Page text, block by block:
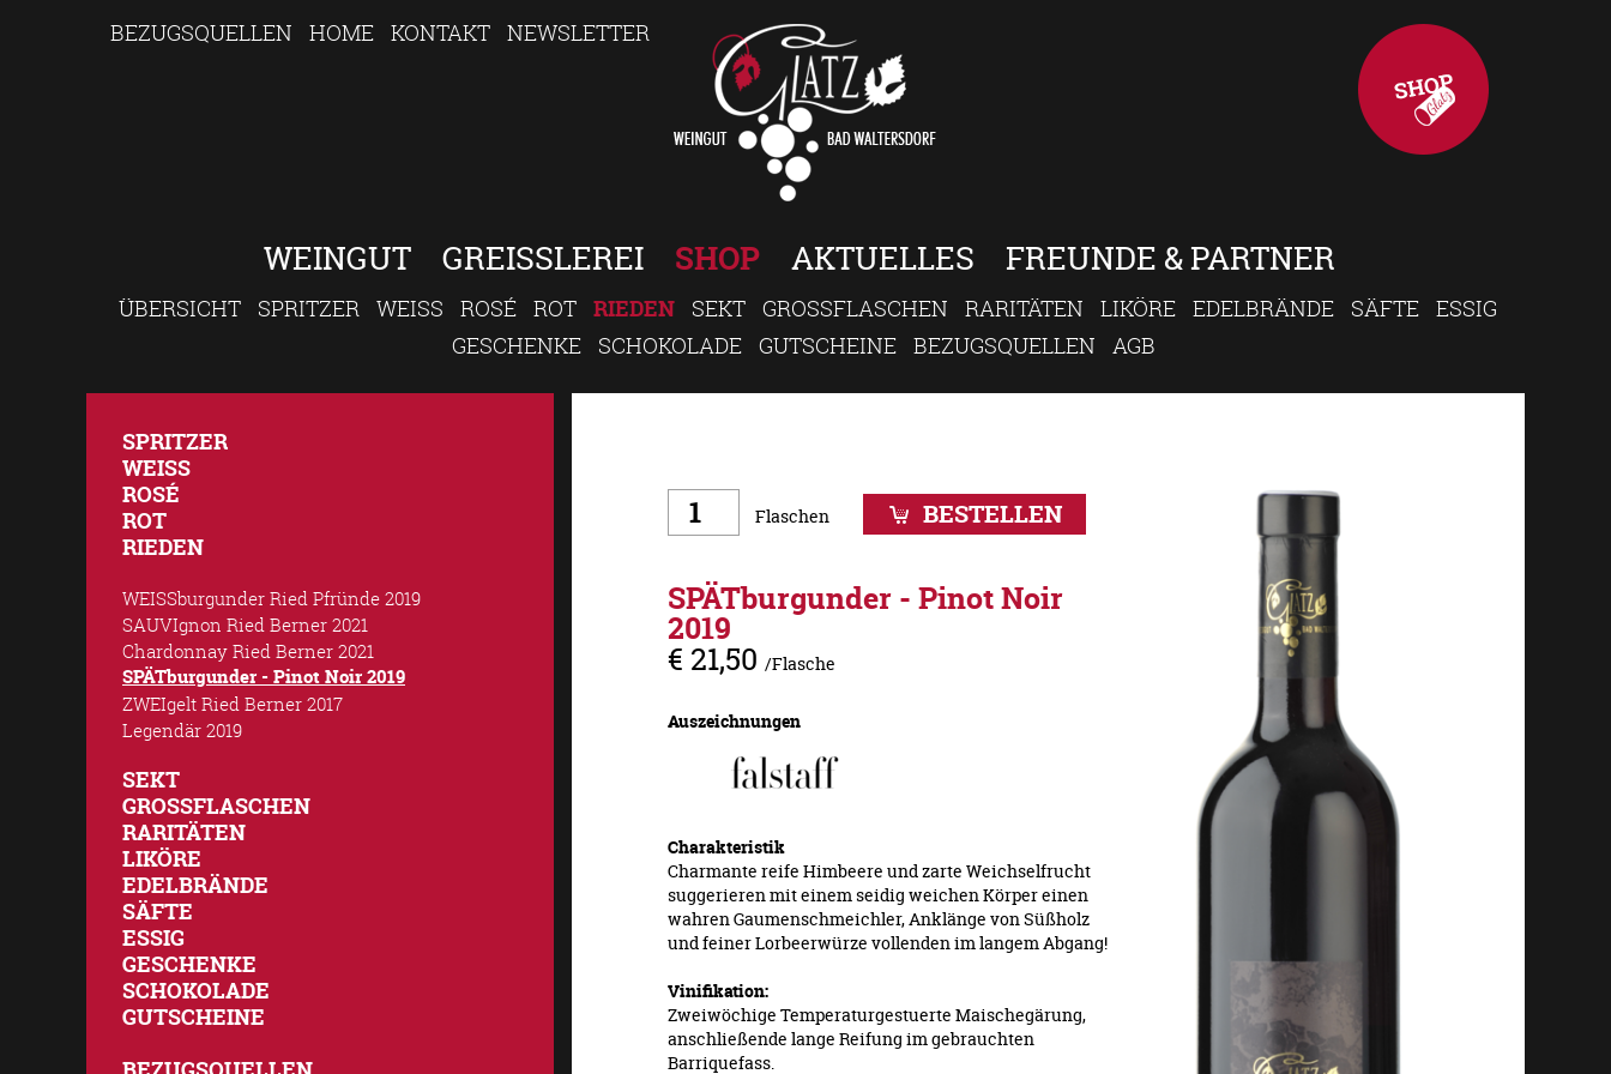
BEZUGSQUELLEN HOME KONTAKT NEWSLETTER
WEINGUT GREISSLEREI SHOP AKTUELLES FREUNDE & PARTNER
ÜBERSICHT SPRITZER WEISS ROSÉ ROT RIEDEN SEKT GROSSFLASCHEN RARITÄTEN LIKÖRE EDELBRÄNDE SÄFTE ESSIG
GESCHENKE
SCHOKOLADE GUTSCHEINE BEZUGSQUELLEN AGB
SPRITZER
WEISS
ROSÉ
ROT
RIEDEN
WEISSburgunder Ried Pfründe 2019
SAUVIgnon Ried Berner 2021
Chardonnay Ried Berner 2021
SPÄTburgunder - Pinot Noir 2019
ZWEIgelt Ried Berner 2017
Legendär 2019
SEKT
GROSSFLASCHEN
RARITÄTEN
LIKÖRE
EDELBRÄNDE
SÄFTE
ESSIG
GESCHENKE
SCHOKOLADE
GUTSCHEINE
BESTELLEN
SPÄTburgunder - Pinot Noir
2019
€ 21,50 /Flasche
Auszeichnungen
Charakteristik
Charmante reife Himbeere und zarte Weichselfrucht
suggerieren mit einem seidig weichen Körper einen
wahren Gaumenschmeichler, Anklänge von Süßholz
und feiner Lorbeerwürze vollenden im langem Abgang!
Vinifikation:
Zweiwöchige Temperaturgestuerte Maischegärung,
anschließende lange Reifung im gebrauchten
Barriquefass.